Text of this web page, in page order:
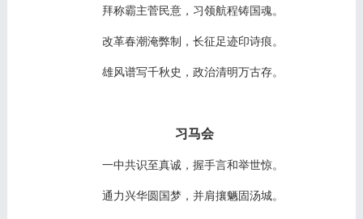
拜称霸主菅民意，习领航程铸国魂。
改革春潮淹弊制，长征足迹印诗痕。
雄风谱写千秋史，政治清明万古存。
习马会
一中共识至真诚，握手言和举世惊。
通力兴华圆国梦，并肩攘魉固汤城。